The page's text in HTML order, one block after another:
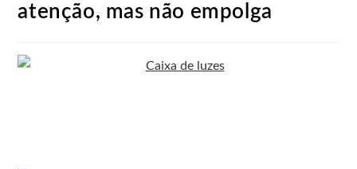
atenção, mas não empolga